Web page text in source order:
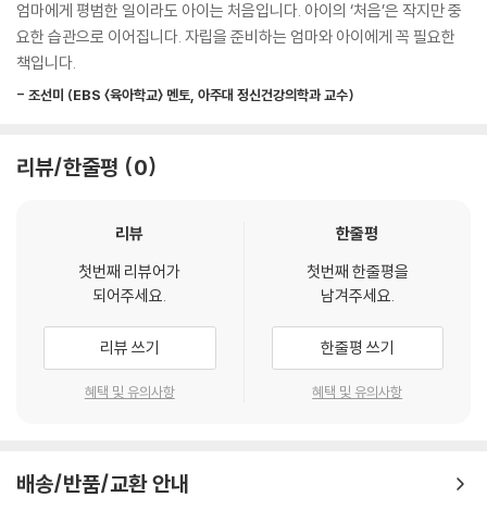
도전합니다. 친구에게 다가가서 인사를 하고, 자신의 이름을 말한 뒤 친구
의 의견을 물어보면 된다고 당당하게 말하면서요. 하지만 가온이가 말을
때가 많습니다. 사람마다 성격도, 좋아하는 것도 다르기 때문이지요. 이 책
사이좋게 어울리는 방법까지 친구를 사귀는 방법은 물론 마음을 지키는 방
법까지 함께 전합니다.
아이들은 또래의 주인공을 보며 자신도 혼자 할 수 있다는 용기를 얻고, 자
신과 비슷한 고민을 하는 주인공에게 공감하며, 주인공의 경험을 간접적으
로 체험하며 더 잘할 수 있는 자기만의 방법을 찾을 수도 있을 것입니다. 부
아이에게 알맞은 도움을 줄 수 있을 거예요. 세상의 모든 아이들이 건강하
고 멋진 자립의 짜릿함을 맛보길 바랍니다.
《아이 마음 그림책》은 엄마의 마음을 감성적인 언어로 전해 사랑받는 《엄
마 마음 그림책》의 후속 시리즈입니다. 정신건강의학과 조선미 교수는 "양
엄마에게 평범한 일이라도 아이는 처음입니다. 아이의 ‘처음’은 작지만 중
요한 습관으로 이어집니다. 자립을 준비하는 엄마와 아이에게 꼭 필요한
책입니다.
- 조선미 (EBS 〈육아학교〉 멘토, 아주대 정신건강의학과 교수)
리뷰/한줄평 0
리뷰
첫번째 리뷰어가
되어주세요.
리뷰 쓰기
혜택 및 유의사항
한줄평
첫번째 한줄평을
남겨주세요.
한줄평 쓰기
혜택 및 유의사항
배송/반품/교환 안내